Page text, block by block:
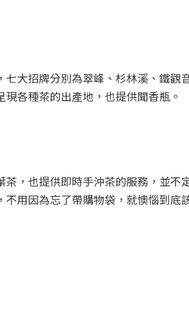
大招牌分別為翠峰、杉林溪、鐵觀
各種茶的出產地，也提供聞香瓶。
，也提供即時手沖茶的服務，並不
用因為忘了帶購物袋，就懊惱到底